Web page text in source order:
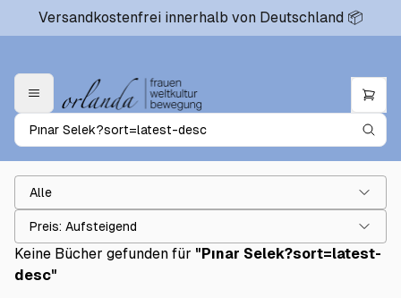
Versandkostenfrei innerhalb von Deutschland 📦
Alle
Keine Bücher gefunden für "Pınar Selek?sort=latest-
desc"
Preis: Aufsteigend